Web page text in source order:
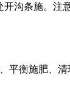
开沟条施。注
平衡施肥、清